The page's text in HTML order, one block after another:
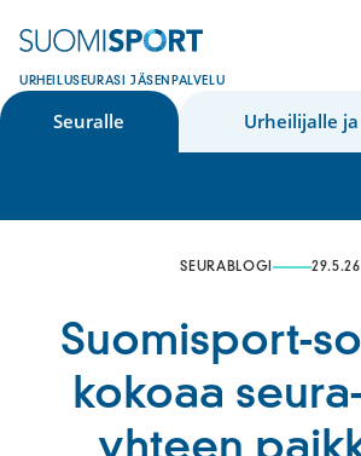
sisältöön
URHEILUSEURASI JÄSENPALVELU
Seuralle
Urheilijalle
SEURABLOGI 29.5.26
Suomisport-
kokoaa